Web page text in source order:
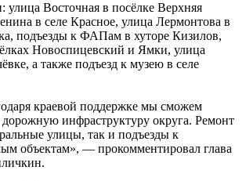
улица Восточная в посёлке Верхняя
в селе Красное, улица Лермонтова в
подъезды к ФАПам в хуторе Кизилов,
Новоспицевский и Ямки, улица
а также подъезд к музею в селе
краевой поддержке мы сможем
дорожную инфраструктуру округа. Ремонт
улицы, так и подъезды к
объектам», — прокомментировал глава